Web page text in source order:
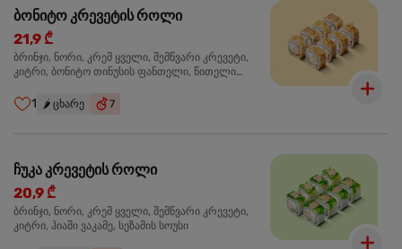
ბონიტო კრევეტის როლი
21,9 ₾
ბრინჯი, ნორი, კრემ ყველი, შემწვარი კრევეტი,
კიტრი, ბონიტო თინუსის ფანთელი, წითელი
1 🌶️ ცხარე 7
ჩუკა კრევეტის როლი
20,9 ₾
ბრინჯი, ნორი, კრემ ყველი, შემწვარი კრევეტი,
კიტრი, ჰიაში ვაკამე, სეზამის სოუსი